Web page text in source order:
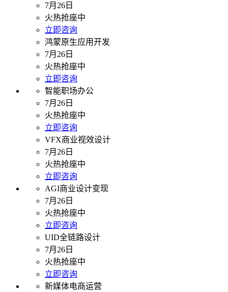
7月26日
火热抢座中
立即咨询
鸿蒙原生应用开发
7月26日
火热抢座中
立即咨询
智能职场办公
7月26日
火热抢座中
立即咨询
VFX商业视效设计
7月26日
火热抢座中
立即咨询
AGI商业设计变现
7月26日
火热抢座中
立即咨询
UID全链路设计
7月26日
火热抢座中
立即咨询
新媒体电商运营